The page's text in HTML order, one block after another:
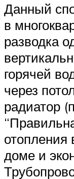
Данный
в
разводка
горячей
через
радиатор
отопления
доме и